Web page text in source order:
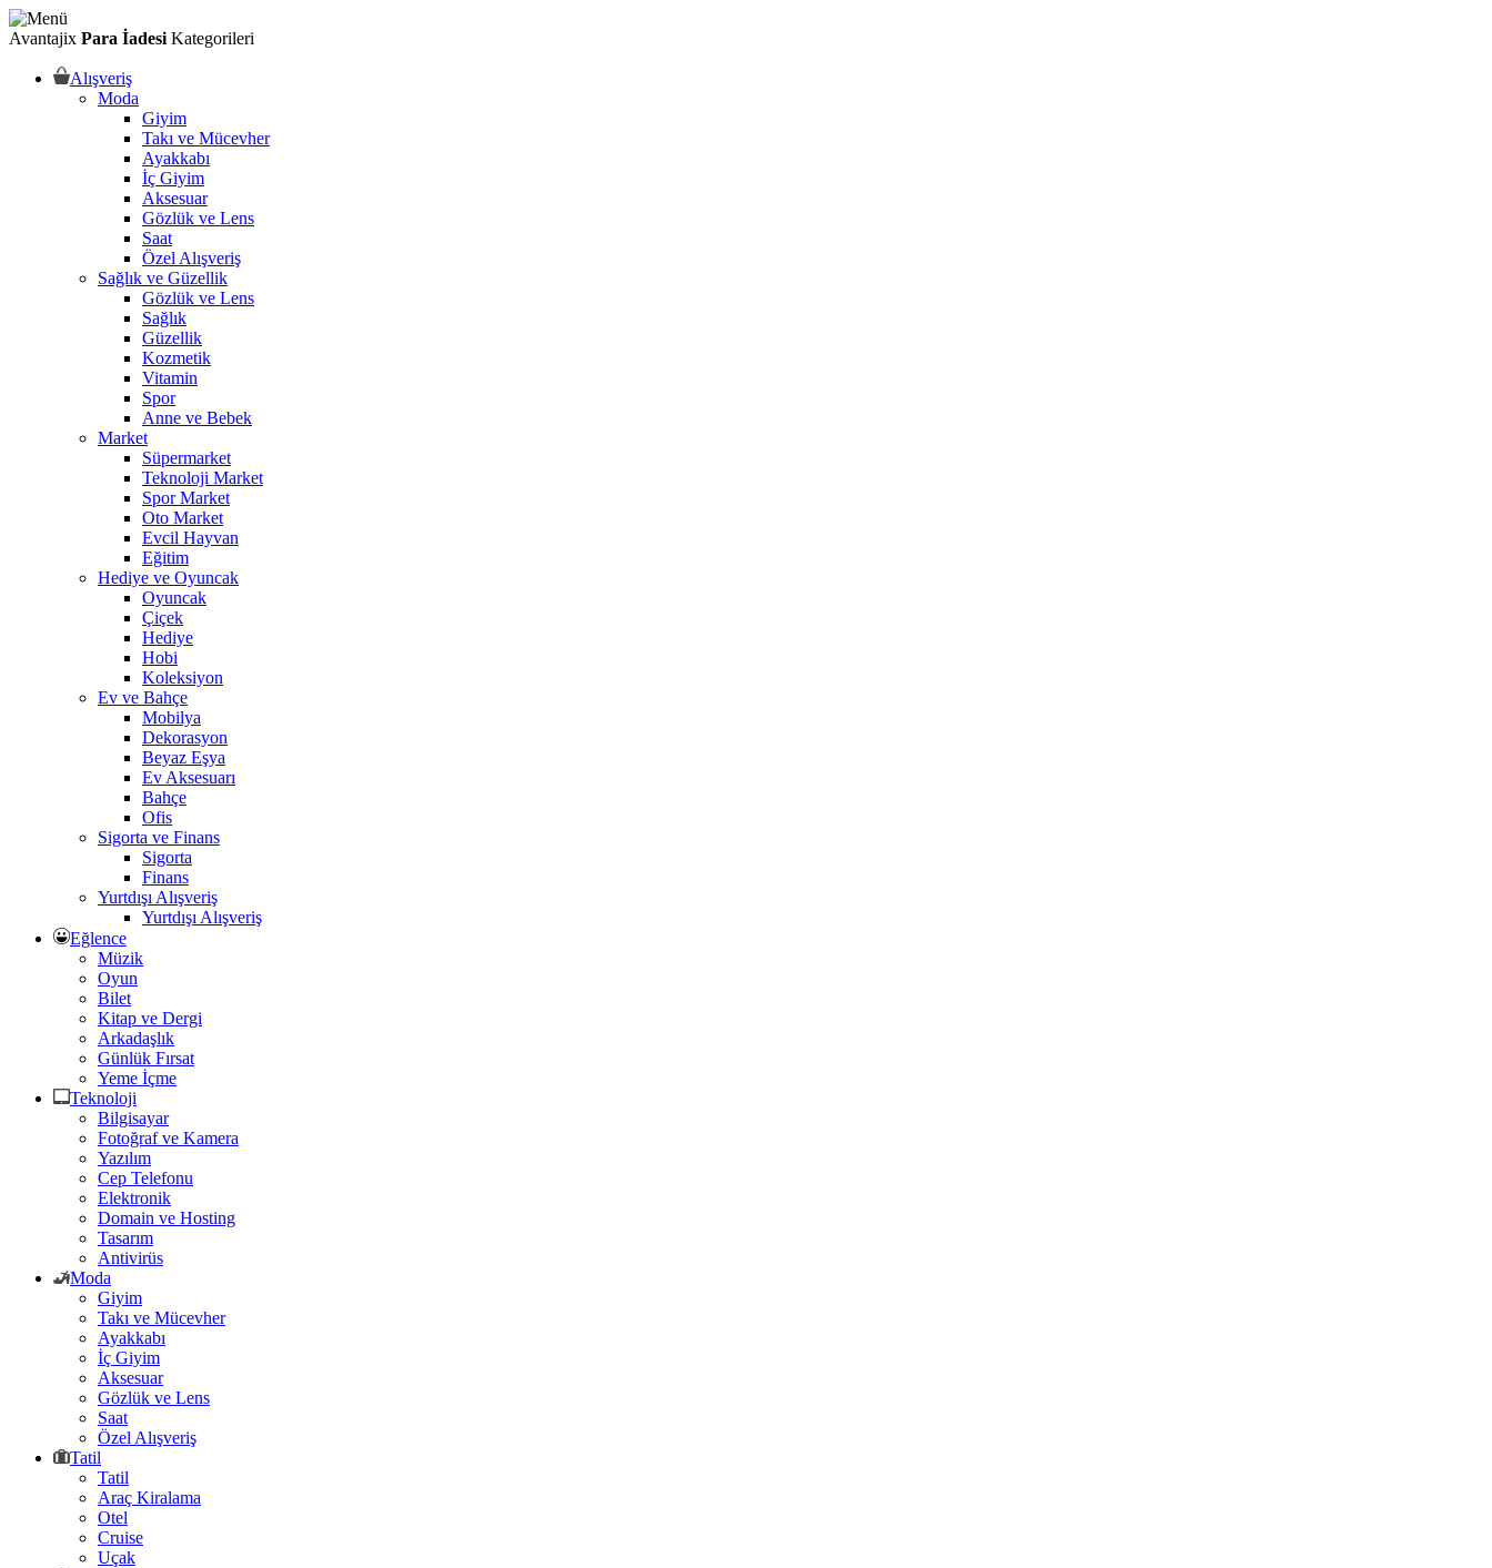
Avantajix Para İadesi Kategorileri
Alışveriş
Moda
Giyim
Takı ve Mücevher
Ayakkabı
İç Giyim
Aksesuar
Gözlük ve Lens
Saat
Özel Alışveriş
Sağlık ve Güzellik
Gözlük ve Lens
Sağlık
Güzellik
Kozmetik
Vitamin
Spor
Anne ve Bebek
Market
Süpermarket
Teknoloji Market
Spor Market
Oto Market
Evcil Hayvan
Eğitim
Hediye ve Oyuncak
Oyuncak
Çiçek
Hediye
Hobi
Koleksiyon
Ev ve Bahçe
Mobilya
Dekorasyon
Beyaz Eşya
Ev Aksesuarı
Bahçe
Ofis
Sigorta ve Finans
Sigorta
Finans
Yurtdışı Alışveriş
Yurtdışı Alışveriş
Eğlence
Müzik
Oyun
Bilet
Kitap ve Dergi
Arkadaşlık
Günlük Fırsat
Yeme İçme
Teknoloji
Bilgisayar
Fotoğraf ve Kamera
Yazılım
Cep Telefonu
Elektronik
Domain ve Hosting
Tasarım
Antivirüs
Moda
Giyim
Takı ve Mücevher
Ayakkabı
İç Giyim
Aksesuar
Gözlük ve Lens
Saat
Özel Alışveriş
Tatil
Tatil
Araç Kiralama
Otel
Cruise
Uçak